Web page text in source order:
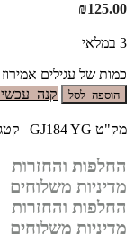
₪125.00
3 במלאי
כמות של עגילים אמירוז
הוספה לסל קנה
מק"ט GJ184 YG
החלפות והחזרות
מדיניות משלוחים
החלפות והחזרות
מדיניות משלוחים